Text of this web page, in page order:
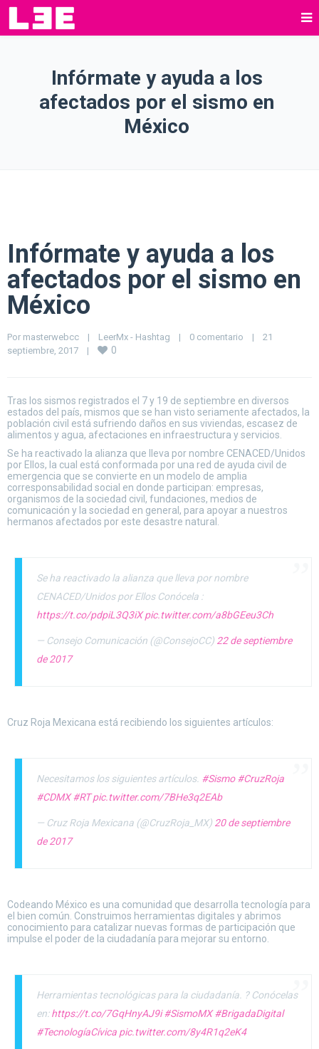
Infórmate y ayuda a los
afectados por el sismo en
México
Infórmate y ayuda a los
afectados por el sismo en
México
Por masterwebcc | LeerMx - Hashtag | 0 comentario |
21
septiembre, 2017 | 0
Tras los sismos registrados el 7 y 19 de septiembre en diversos
estados del país, mismos que se han visto seriamente afectados, la
población civil está sufriendo daños en sus viviendas, escasez de
alimentos y agua, afectaciones en infraestructura y servicios.
Se ha reactivado la alianza que lleva por nombre CENACED/Unidos
por Ellos, la cual está conformada por una red de ayuda civil de
emergencia que se convierte en un modelo de amplia
corresponsabilidad social en donde participan: empresas,
organismos de la sociedad civil, fundaciones, medios de
comunicación y la sociedad en general, para apoyar a nuestros
hermanos afectados por este desastre natural.
Se ha reactivado la alianza que lleva por nombre
CENACED/Unidos por Ellos Conócela :
https://t.co/pdpiL3Q3iX pic.twitter.com/a8bGEeu3Ch
— Consejo Comunicación (@ConsejoCC) 22 de septiembre
de 2017
Cruz Roja Mexicana está recibiendo los siguientes artículos:
Necesitamos los siguientes artículos. #Sismo #CruzRoja
#CDMX #RT pic.twitter.com/7BHe3q2EAb
— Cruz Roja Mexicana (@CruzRoja_MX) 20 de septiembre
de 2017
Codeando México es una comunidad que desarrolla tecnología para
el bien común. Construimos herramientas digitales y abrimos
conocimiento para catalizar nuevas formas de participación que
impulse el poder de la ciudadanía para mejorar su entorno.
Herramientas tecnológicas para la ciudadanía. ? Conócelas
en:https://t.co/7GqHnyAJ9i #SismoMX #BrigadaDigital
#TecnologíaCívica pic.twitter.com/8y4R1q2eK4